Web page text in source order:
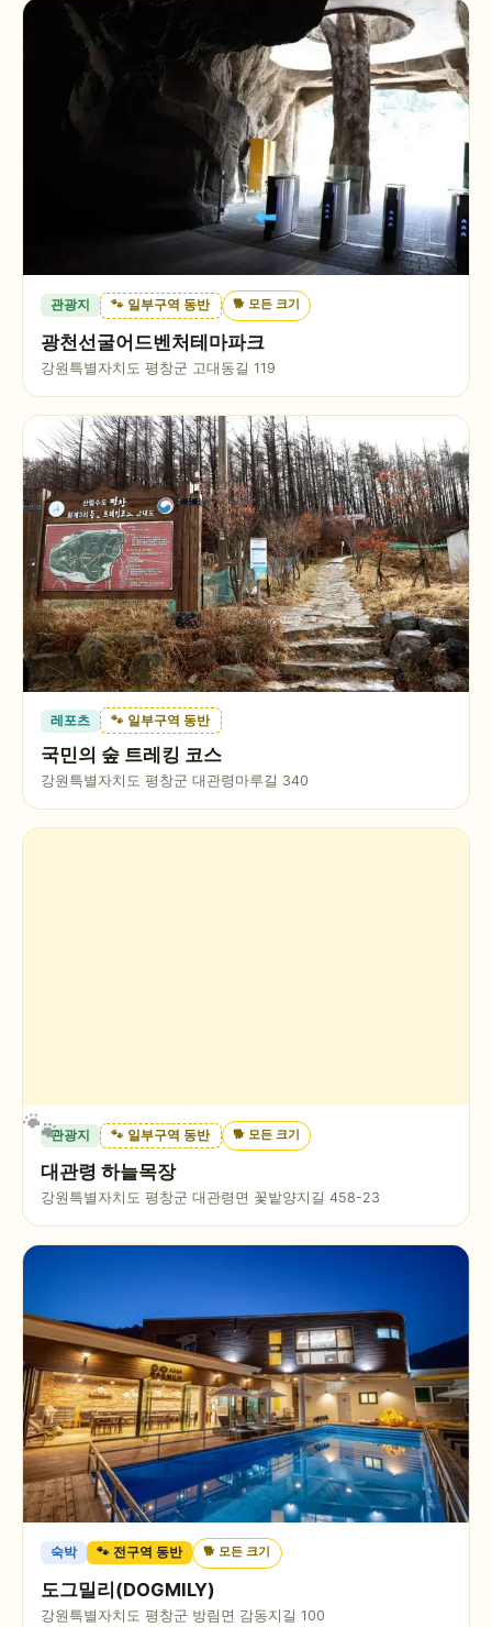
관광지 🐾 일부구역 동반 🐕 모든 크기
광천선굴어드벤처테마파크
강원특별자치도 평창군 고대동길 119
레포츠 🐾 일부구역 동반
국민의 숲 트레킹 코스
강원특별자치도 평창군 대관령마루길 340
관광지 🐾 일부구역 동반 🐕 모든 크기
대관령 하늘목장
강원특별자치도 평창군 대관령면 꽃밭양지길 458-23
숙박 🐾 전구역 동반 🐕모든 크기
도그밀리(DOGMILY)
강원특별자치도 평창군 방림면 감동지길 100